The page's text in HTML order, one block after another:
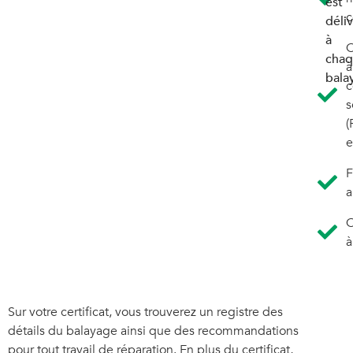
à
à
Sur votre certificat, vous trouverez un registre des
détails du balayage ainsi que des recommandations
pour tout travail de réparation. En plus du certificat,